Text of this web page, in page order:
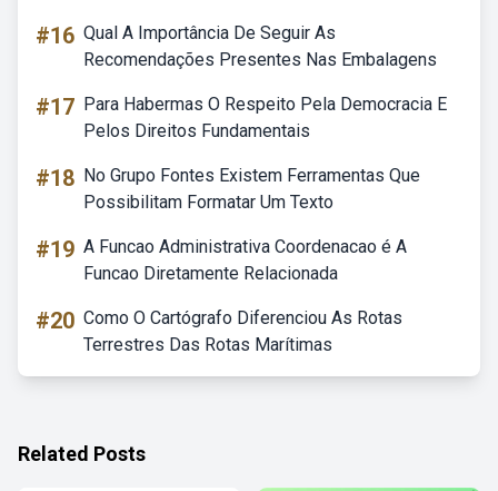
#16 Qual A Importância De Seguir As
Recomendações Presentes Nas Embalagens
#17 Para Habermas O Respeito Pela Democracia E
Pelos Direitos Fundamentais
#18 No Grupo Fontes Existem Ferramentas Que
Possibilitam Formatar Um Texto
#19 A Funcao Administrativa Coordenacao é A
Funcao Diretamente Relacionada
#20 Como O Cartógrafo Diferenciou As Rotas
Terrestres Das Rotas Marítimas
Related Posts